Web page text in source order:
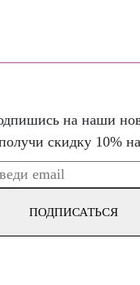
продажей
на наши
скидку 10%
ПОДПИСАТЬСЯ